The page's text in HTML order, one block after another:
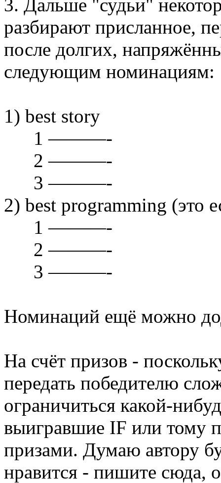
3. Дальше "судьи"
разбирают присланное,
после долгих,
следующим номинациям:
1) best story
1 ———-
2 ———-
3 ———-
2) best programming (это
1 ———-
2 ———-
3 ———-
Номинаций ещё можно
На счёт призов -
передать победителю
ограничиться какой-
выигравшие IF или тому
призами. Думаю автору
нравится - пишите сюда,